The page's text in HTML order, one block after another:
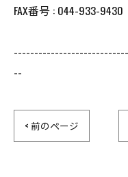
FAX番号 : 044-933-9430
--
< 前のページ